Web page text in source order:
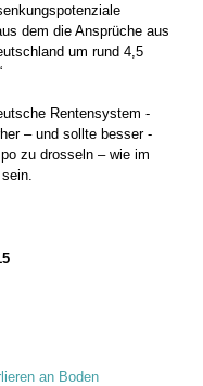
dem die Ansprüche aus
um rund 4,5
Rentensystem
– und sollte besser
zu drosseln – wie im
an Boden